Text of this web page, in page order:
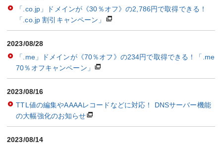
「.co.jp」ドメインが《30％オフ》の2,786円で取得できる！
「.co.jp 割引キャンペーン」
2023/08/28
「.me」ドメインが《70％オフ》の234円で取得できる！「.me
70％オフキャンペーン」
2023/08/16
TTL値の編集やAAAAレコードなどに対応！ DNSサーバー機能
の大幅強化のお知らせ
2023/08/14